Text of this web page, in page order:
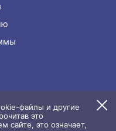
файлы и другие
это
сайте, это означает,